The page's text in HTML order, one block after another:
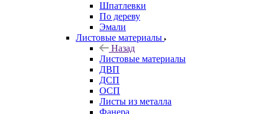
Шпатлевки
По дереву
Эмали
Листовые материалы
Назад
Листовые материалы
ДВП
ДСП
ОСП
Листы из металла
Фанера